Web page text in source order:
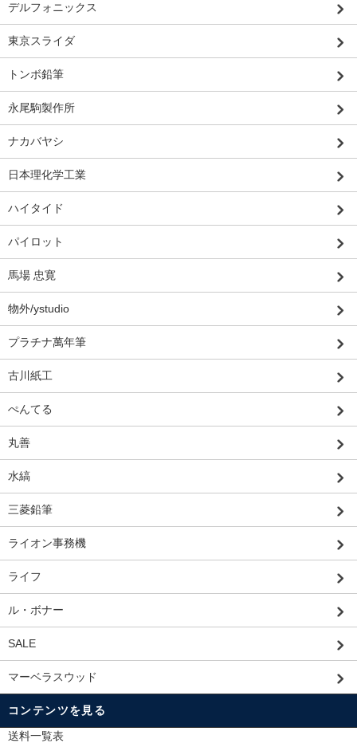
デルフォニックス
東京スライダ
トンボ鉛筆
永尾駒製作所
ナカバヤシ
日本理化学工業
ハイタイド
パイロット
馬場 忠寛
物外/ystudio
プラチナ萬年筆
古川紙工
ぺんてる
丸善
水縞
三菱鉛筆
ライオン事務機
ライフ
ル・ボナー
SALE
マーベラスウッド
コンテンツを見る
送料一覧表